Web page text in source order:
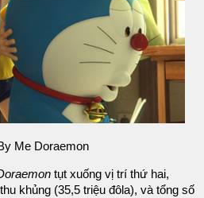
Me Doraemon
tụt xuống vị trí thứ hai,
khủng (35,5 triệu đôla), và tổng số